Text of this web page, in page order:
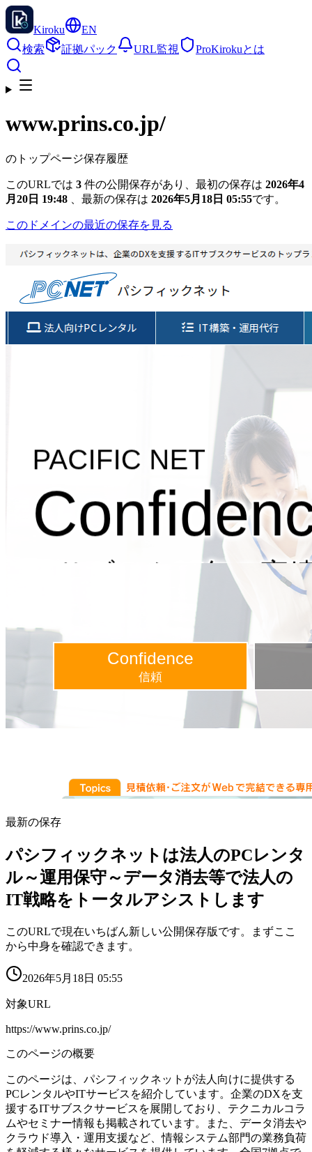
Kiroku
EN
検索
証拠パック URL監視 ProKirokuとは
www.prins.co.jp/
のトップページ保存履歴
このURLでは 3 件の公開保存があり、最初の保存は 2026年4
月20日 19:48
、最新の保存は 2026年5月18日 05:55です。
このドメインの最近の保存を見る
最新の保存
パシフィックネットは法人のPCレンタ
ル～運用保守～データ消去等で法人の
IT戦略をトータルアシストします
このURLで現在いちばん新しい公開保存版です。まずここ
から中身を確認できます。
2026年5月18日 05:55
対象URL
https://www.prins.co.jp/
このページの概要
このページは、パシフィックネットが法人向けに提供する
PCレンタルやITサービスを紹介しています。企業のDXを支
援するITサブスクサービスを展開しており、テクニカルコラ
ムやセミナー情報も掲載されています。また、データ消去や
クラウド導入・運用支援など、情報システム部門の業務負荷